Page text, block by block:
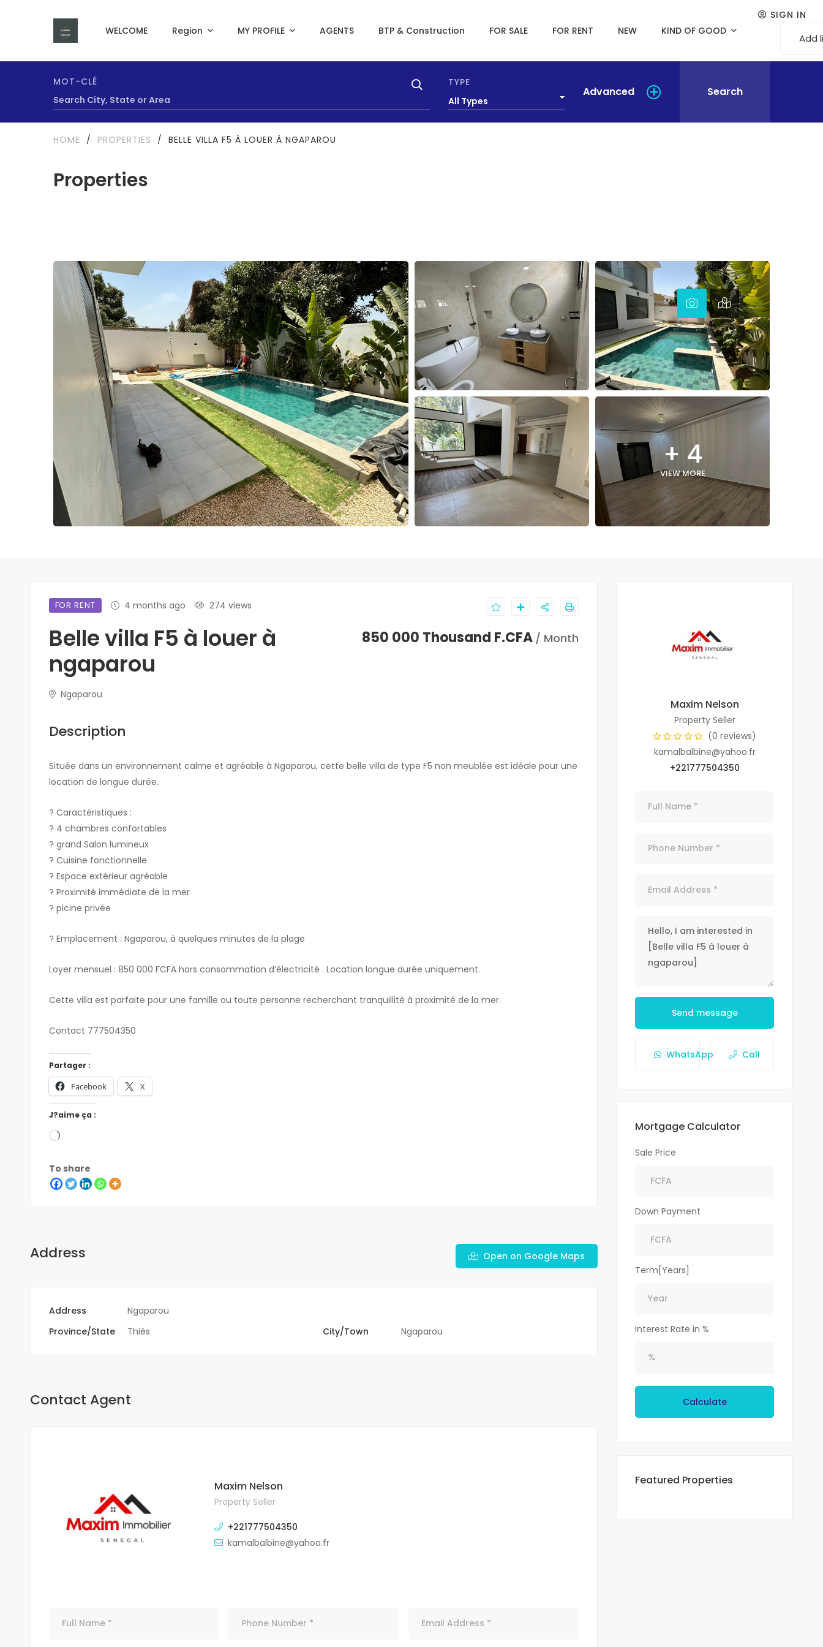
WELCOME Region MY PROFILE AGENTS BTP & Construction FOR SALE FOR RENT NEW KIND OF GOOD
SIGN IN
Add
MOT-CLÉ
TYPE
All Types
Advanced Search
Properties
HOME / PROPERTIES / BELLE VILLA F5 À LOUER À NGAPAROU
+ 4
VIEW MORE
FOR RENT 4 months ago 274 views
Belle villa F5 à louer à
ngaparou
Ngaparou
850 000 Thousand F.CFA / Month
Description
Située dans un environnement calme et agréable à Ngaparou, cette belle villa de type F5 non meublée est idéale pour une
location de longue durée.
? Caractéristiques :
? 4 chambres confortables
? grand Salon lumineux
? Cuisine fonctionnelle
? Espace extérieur agréable
? Proximité immédiate de la mer
? picine privée
? Emplacement : Ngaparou, à quelques minutes de la plage
Loyer mensuel : 850 000 FCFA hors consommation d’électricité . Location longue durée uniquement.
Cette villa est parfaite pour une famille ou toute personne recherchant tranquillité à proximité de la mer.
Contact 777504350
Partager :
Facebook X
J?aime ça :
To share
Address Open on Google Maps
Address
Ngaparou
Province/State
Thiès City/Town Ngaparou
Contact Agent
Maxim Nelson
Property Seller
+221777504350
kamalbalbine@yahoo.fr
Maxim Nelson
Property Seller
(0 reviews)
kamalbalbine@yahoo.fr
+221777504350
Send message
WhatsApp Call
Mortgage Calculator
Sale Price
Down Payment
Term[Years]
Interest Rate in %
Calculate
Featured Properties